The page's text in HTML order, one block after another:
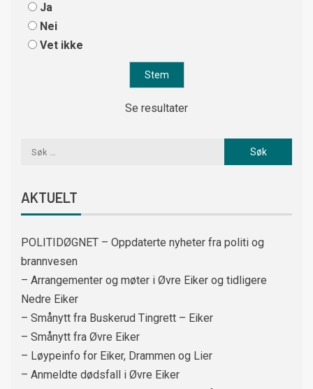
Ja
Nei
Vet ikke
Se resultater
AKTUELT
POLITIDØGNET – Oppdaterte nyheter fra politi og
brannvesen
– Arrangementer og møter i Øvre Eiker og tidligere
Nedre Eiker
– Smånytt fra Buskerud Tingrett – Eiker
– Smånytt fra Øvre Eiker
– Løypeinfo for Eiker, Drammen og Lier
– Anmeldte dødsfall i Øvre Eiker